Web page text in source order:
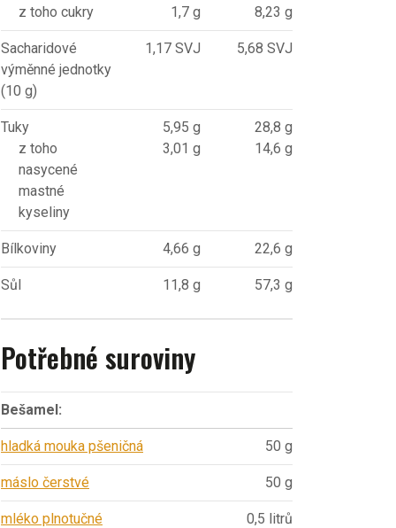
z toho cukry
1,7 g
8,23 g
Sacharidové
výměnné jednotky
(10 g)
1,17 SVJ 5,68 SVJ
Tuky
z toho
nasycené
mastné
kyseliny
5,95 g
3,01 g
28,8 g
14,6 g
Bílkoviny 4,66 g 22,6 g
Sůl 11,8 g 57,3 g
Potřebné suroviny
Bešamel:
hladká mouka pšeničná 50 g
máslo čerstvé 50 g
mléko plnotučné 0,5 litrů